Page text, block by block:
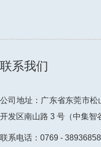
联系我们
公司地址：广东省东莞市松
开发区南山路 3 号（中集智
联系电话：0769 - 38936858